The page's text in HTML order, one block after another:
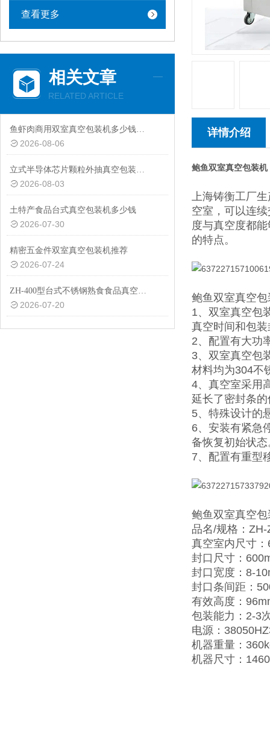
查看更多
相关文章
RELATED ARTICLE
鱼虾肉商用双室真空包装机多少钱一台
2026-08-06
立式半导体芯片颗粒外抽真空包装机厂家
2026-08-03
土特产食品台式真空包装机多少钱
2026-07-30
精密五金件双室真空包装机推荐
2026-07-24
ZH-400型台式不锈钢熟食食品真空包装机设备
2026-07-20
详情介绍
鲍鱼双室真空包装机
上海铸衡工厂
空室，可以连
度与真空度都
的特点。
鲍鱼双室真空
1、双室真空包
真空时间和包
2、配置有大功
3、双室真空包
材料均为304不
4、真空室采用
延长了密封条
5、特殊设计的
6、安装有紧急
备恢复初始状态
7、配置有重型
鲍鱼双室真空
品名/规格：
真空室内尺寸
封口尺寸：
封口宽度：8-
封口条间距：
有效高度：
包装能力：2-3
电源：
机器重量：
机器尺寸：